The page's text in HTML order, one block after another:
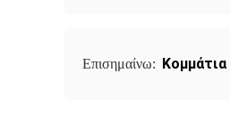
Επισημαίνω: